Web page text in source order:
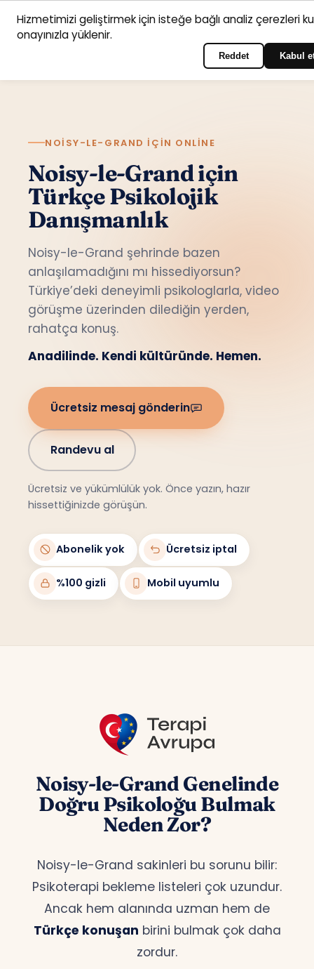
AnasayfaHizmet Psikologlarİletişim
NOISY-LE-GRAND IÇIN ONLINE
Noisy-le-Grand için
Türkçe Psikolojik
Danışmanlık
Noisy-le-Grand şehrinde bazen
anlaşılamadığını mı hissediyorsun?
Türkiye’deki deneyimli psikologlarla, video
görüşme üzerinden dilediğin yerden,
rahatça konuş.
Anadilinde. Kendi kültüründe. Hemen.
Ücretsiz mesaj gönderin
Randevu al
Ücretsiz ve yükümlülük yok. Önce yazın, hazır
hissettiğinizde görüşün.
Abonelik yok Ücretsiz iptal
%100 gizli Mobil uyumlu
Noisy-le-Grand Genelinde
Doğru Psikoloğu Bulmak
Neden Zor?
Noisy-le-Grand sakinleri bu sorunu bilir:
Psikoterapi bekleme listeleri çok uzundur.
Ancak hem alanında uzman hem de
Türkçe konuşan birini bulmak çok daha
zordur.
Hizmetimizi geliştirmek için isteğe bağlı analiz çerezleri
onayınızla yüklenir.
Reddet Kabul